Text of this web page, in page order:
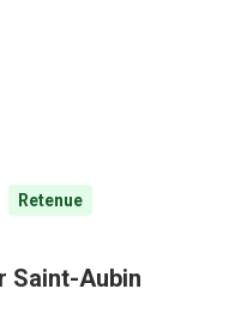
Retenue
Saint-Aubin